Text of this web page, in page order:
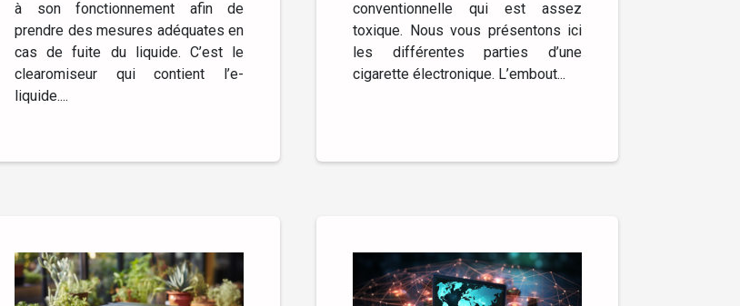
à son fonctionnement afin de
prendre des mesures adéquates en
cas de fuite du liquide. C’est le
clearomiseur qui contient l’e-
liquide....
conventionnelle qui est assez
toxique. Nous vous présentons ici
les différentes parties d’une
cigarette électronique. L’embout...